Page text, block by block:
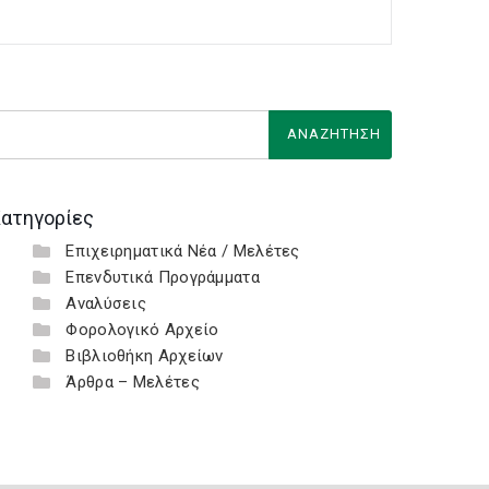
Επιχειρηματικά Νέα / Μελέτες
Επενδυτικά Προγράμματα
Αναλύσεις
Φορολογικό Αρχείο
Βιβλιοθήκη Αρχείων
Άρθρα – Μελέτες